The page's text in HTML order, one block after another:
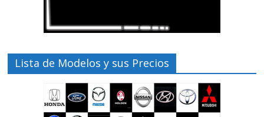
Lista de Modelos y sus Precios